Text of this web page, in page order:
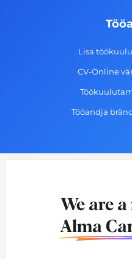
Lisa
CV-Online
Tööandja
We are
Alma